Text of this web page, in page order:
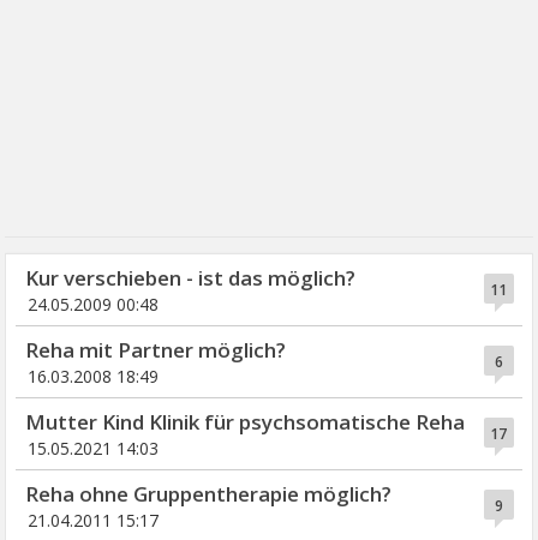
11
Kur verschieben - ist das möglich?
24.05.2009 00:48
6
Reha mit Partner möglich?
16.03.2008 18:49
17
Mutter Kind Klinik für psychsomatische Reha
15.05.2021 14:03
9
Reha ohne Gruppentherapie möglich?
21.04.2011 15:17